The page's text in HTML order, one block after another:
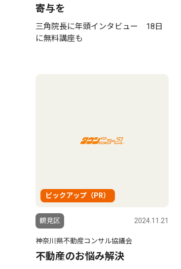
寄与を
三角院長に年頭インタビュー 18日
に無料講座も
ピックアップ（PR）
鶴見区 2024.11.21
神奈川県不動産コンサル協議会
不動産のお悩み解決